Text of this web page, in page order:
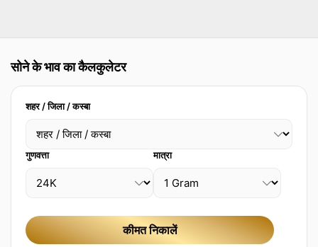
सोने के भाव का कैलकुलेटर
शहर / जिला / कस्बा
गुणवत्ता मात्रा
कीमत निकालें